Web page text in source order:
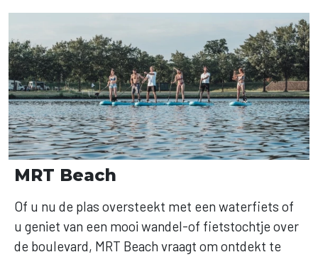
MRT Beach
Of u nu de plas oversteekt met een waterfiets of
u geniet van een mooi wandel-of fietstochtje over
de boulevard, MRT Beach vraagt om ontdekt te